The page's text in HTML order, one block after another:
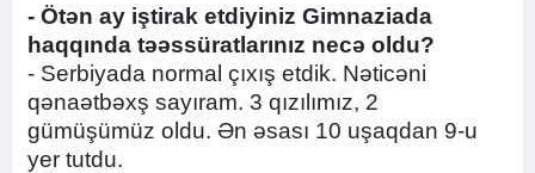
- Ötən ay iştirak etdiyiniz Gimnaziada
haqqında təəssüratlarınız necə oldu?
- Serbiyada normal çıxış etdik. Nəticəni
qənaətbəxş sayıram. 3 qızılımız, 2
gümüşümüz oldu. Ən əsası 10 uşaqdan 9-u
yer tutdu.